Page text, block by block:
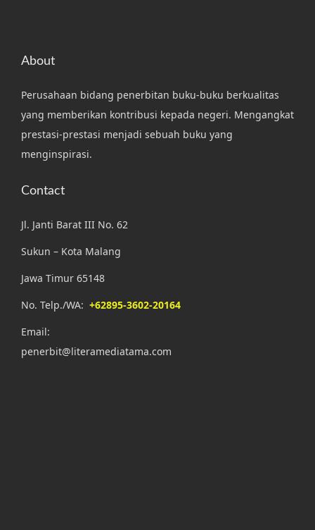
About
Perusahaan bidang penerbitan buku-buku berkualitas
yang memberikan kontribusi kepada negeri. Mengangkat
prestasi-prestasi menjadi sebuah buku yang
menginspirasi.
Contact
Jl. Janti Barat III No. 62
Sukun – Kota Malang
Jawa Timur 65148
No. Telp./WA: +62895-3602-20164
Email:
penerbit@literamediatama.com